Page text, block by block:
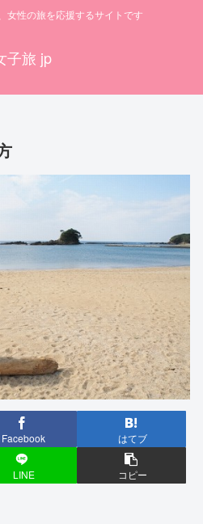
女性の旅を応援するサイトです
子旅 jp
Facebook はてブ
LINE コピー